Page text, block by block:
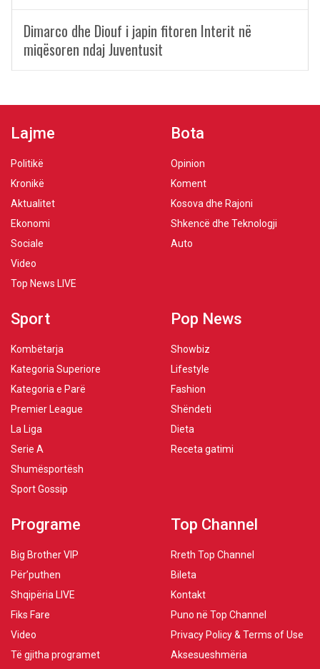
Dimarco dhe Diouf i japin fitoren Interit në
miqësoren ndaj Juventusit
Lajme
Politikë
Kronikë
Aktualitet
Ekonomi
Sociale
Video
Top News LIVE
Bota
Opinion
Koment
Kosova dhe Rajoni
Shkencë dhe Teknologji
Auto
Sport
Kombëtarja
Kategoria Superiore
Kategoria e Parë
Premier League
La Liga
Serie A
Shumësportësh
Sport Gossip
Pop News
Showbiz
Lifestyle
Fashion
Shëndeti
Dieta
Receta gatimi
Programe
Big Brother VIP
Për’puthen
Shqipëria LIVE
Fiks Fare
Video
Të gjitha programet
Top Channel
Rreth Top Channel
Bileta
Kontakt
Puno në Top Channel
Privacy Policy & Terms of Use
Aksesueshmëria